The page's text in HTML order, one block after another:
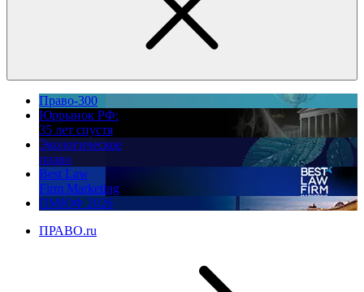
Право-300
Юррынок РФ:
35 лет спустя
Экологическое
право
Best Law
Firm Marketing
ПМЮФ 2026
ПРАВО.ru